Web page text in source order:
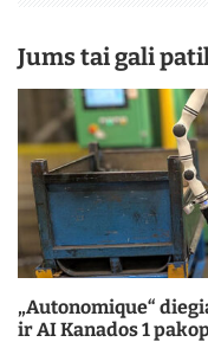
Jums tai gali
„Autonomique“
ir AI Kanados 1